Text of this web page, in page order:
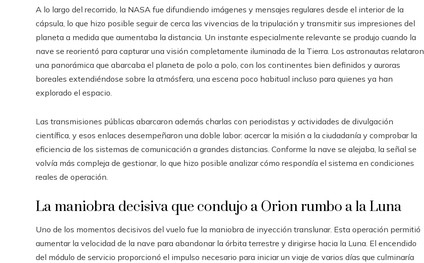
A lo largo del recorrido, la NASA fue difundiendo imágenes y mensajes regulares desde el interior de la
cápsula, lo que hizo posible seguir de cerca las vivencias de la tripulación y transmitir sus impresiones del
planeta a medida que aumentaba la distancia. Un instante especialmente relevante se produjo cuando la
nave se reorientó para capturar una visión completamente iluminada de la Tierra. Los astronautas relataron
una panorámica que abarcaba el planeta de polo a polo, con los continentes bien definidos y auroras
boreales extendiéndose sobre la atmósfera, una escena poco habitual incluso para quienes ya han
explorado el espacio.
Las transmisiones públicas abarcaron además charlas con periodistas y actividades de divulgación
científica, y esos enlaces desempeñaron una doble labor: acercar la misión a la ciudadanía y comprobar la
eficiencia de los sistemas de comunicación a grandes distancias. Conforme la nave se alejaba, la señal se
volvía más compleja de gestionar, lo que hizo posible analizar cómo respondía el sistema en condiciones
reales de operación.
La maniobra decisiva que condujo a Orion rumbo a la Luna
Uno de los momentos decisivos del vuelo fue la maniobra de inyección translunar. Esta operación permitió
aumentar la velocidad de la nave para abandonar la órbita terrestre y dirigirse hacia la Luna. El encendido
del módulo de servicio proporcionó el impulso necesario para iniciar un viaje de varios días que culminaría